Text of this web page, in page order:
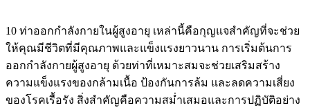
10 ท่าออกกำลังกายในผู้สูงอายุ เหล่านี้คือกุญแจสำคัญที่จะช่วย
ให้คุณมีชีวิตที่มีคุณภาพและแข็งแรงยาวนาน การเริ่มต้นการ
ออกกำลังกายผู้สูงอายุ ด้วยท่าที่เหมาะสมจะช่วยเสริมสร้าง
ความแข็งแรงของกล้ามเนื้อ ป้องกันการล้ม และลดความเสี่ยง
ของโรคเรื้อรัง สิ่งสำคัญคือความสม่ำเสมอและการปฏิบัติอย่าง